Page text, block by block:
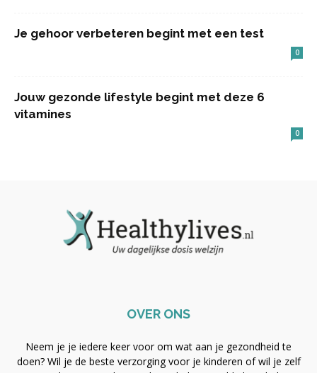
Je gehoor verbeteren begint met een test
0
Jouw gezonde lifestyle begint met deze 6
vitamines
0
OVER ONS
Neem je je iedere keer voor om wat aan je gezondheid te
doen? Wil je de beste verzorging voor je kinderen of wil je zelf